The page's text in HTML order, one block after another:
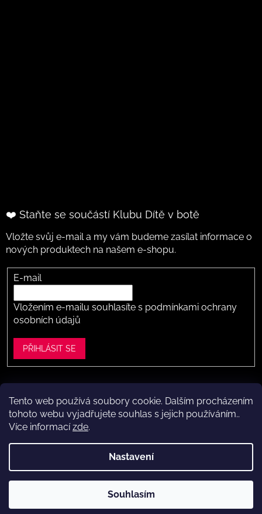
Tento web používá soubory cookie. Dalším procházením
tohoto webu vyjadřujete souhlas s jejich používáním..
Více informacízde.
Nastavení
Souhlasím
❤️ Staňte se součástí Klubu Dítě v botě
Vložte svůj e-mail a my vám budeme zasílat informace o
nových produktech na našem e-shopu.
E-mail
Vložením e-mailu souhlasíte s podmínkami ochrany
osobních údajů
PŘIHLÁSIT SE
Vytvořil Shoptet
ve Vestci (kousek za Prahou) – nožky změříme a poradíme s